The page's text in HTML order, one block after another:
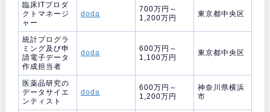
臨床ITプロダ
クトマネージ
ャー
doda
700万円～
1,200万円
東京都中央区
統計プログラ
ミング及び申
請電子データ
作成担当者
doda
600万円～
1,100万円
東京都中央区
医薬品研究の
データサイエ
ンティスト
doda
600万円～
1,200万円
神奈川県横浜
市